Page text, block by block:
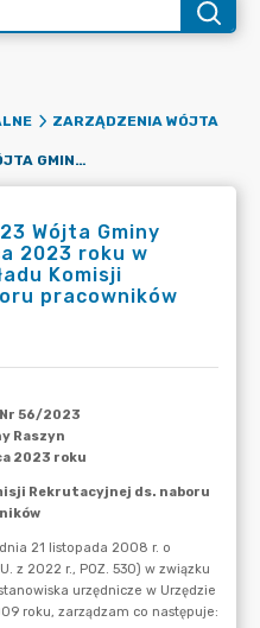
ZARZĄDZENIA WÓJTA
ZARZĄDZENIE NR 56/2023 WÓJTA GMINY RASZYN Z DNIA 21 MARCA 2023 ROKU W SPRAWIE POWOŁANIA SKŁADU KOMISJI REKRUTACYJNEJ DS. NABORU PRACOWNIKÓW
Wójta Gminy
2023 roku w
Komisji
pracowników